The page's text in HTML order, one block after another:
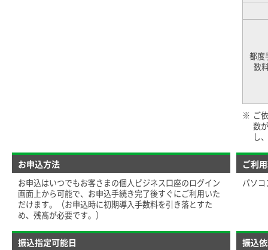
都度
数
※ ご
数
し
お申込方法
お申込はいつでもお客さまの個人ビジネス口座のログイン
画面上から可能で、お申込手続き完了後すぐにご利用いた
だけます。（お申込時に初期導入手数料を引き落とすた
め、残高が必要です。）
ご利
パソ
振込指定可能日 振込